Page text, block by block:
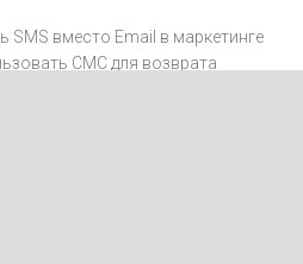
SMS вместо Email в маркетинге
СМС для возврата